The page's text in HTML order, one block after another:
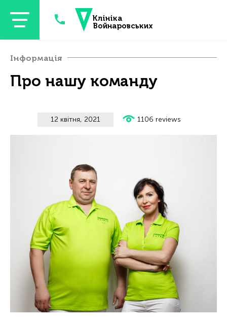
Клініка
Войнаровських
Інформація
Про нашу команду
12 квітня, 2021 1106 reviews